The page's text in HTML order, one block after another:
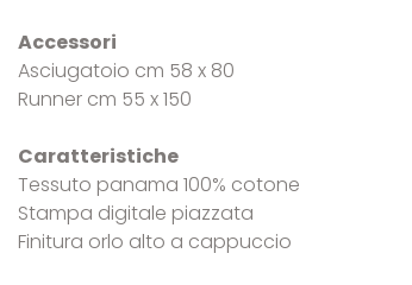
Accessori
Asciugatoio cm 58 x 80
Runner cm 55 x 150
Caratteristiche
Tessuto panama 100% cotone
Stampa digitale piazzata
Finitura orlo alto a cappuccio